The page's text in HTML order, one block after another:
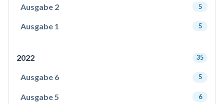
Ausgabe 2 5
Ausgabe 1 5
2022 35
Ausgabe 6 5
Ausgabe 5 6